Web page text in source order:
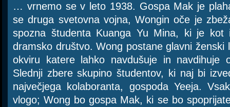
… vrnemo se v leto 1938. Gospa Mak je
se druga svetovna vojna, Wongin oče je
spozna študenta Kuanga Yu Mina, ki je kot
dramsko društvo. Wong postane glavni ženski
okviru katere lahko navdušuje in navdihuje
Slednji zbere skupino študentov, ki naj bi
največjega kolaboranta, gospoda Yeeja.
vlogo; Wong bo gospa Mak, ki se bo